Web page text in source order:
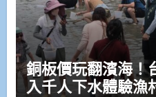
銅板價玩翻濱海！
入千人下水體驗漁